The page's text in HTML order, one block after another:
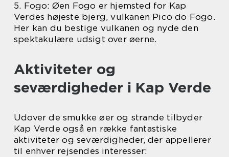
5. Fogo: Øen Fogo er hjemsted for Kap
Verdes højeste bjerg, vulkanen Pico do Fogo.
Her kan du bestige vulkanen og nyde den
spektakulære udsigt over øerne.
Aktiviteter og
seværdigheder i Kap Verde
Udover de smukke øer og strande tilbyder
Kap Verde også en række fantastiske
aktiviteter og seværdigheder, der appellerer
til enhver rejsendes interesser: